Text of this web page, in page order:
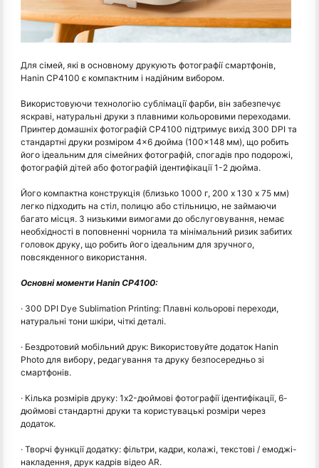
Для сімей, які в основному друкують фотографії смартфонів,
Hanin CP4100 є компактним і надійним вибором.
Використовуючи технологію сублімації фарби, він забезпечує
яскраві, натуральні друки з плавними кольоровими переходами.
Принтер домашніх фотографій CP4100 підтримує вихід 300 DPI та
стандартні друки розміром 4×6 дюйма (100×148 мм), що робить
його ідеальним для сімейних фотографій, спогадів про подорожі,
фотографій дітей або фотографій ідентифікації 1-2 дюйма.
Його компактна конструкція (близько 1000 г, 200 х 130 х 75 мм)
легко підходить на стіл, полицю або стільницю, не займаючи
багато місця. З низькими вимогами до обслуговування, немає
необхідності в поповненні чорнила та мінімальний ризик забитих
головок друку, що робить його ідеальним для зручного,
повсякденного використання.
Основні моменти Hanin CP4100:
· 300 DPI Dye Sublimation Printing: Плавні кольорові переходи,
натуральні тони шкіри, чіткі деталі.
· Бездротовий мобільний друк: Використовуйте додаток Hanin
Photo для вибору, редагування та друку безпосередньо зі
смартфонів.
· Кілька розмірів друку: 1x2-дюймові фотографії ідентифікації, 6-
дюймові стандартні друки та користувацькі розміри через
додаток.
· Творчі функції додатку: фільтри, кадри, колажі, текстові / емоджі-
накладення, друк кадрів відео AR.